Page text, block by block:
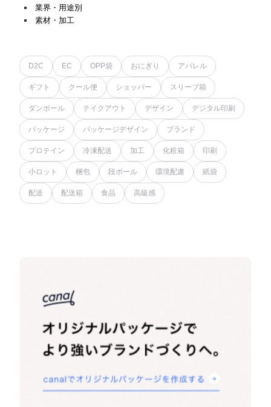
業界・用途別
素材・加工
D2C EC OPP袋 おにぎり アパレル
ギフト クール便 ショッパー スリーブ箱
ダンボール テイクアウト デザイン デジタル印刷
パッケージ パッケージデザイン ブランド
プロテイン 冷凍配送 加工 化粧箱 印刷
小ロット 梱包 段ボール 環境配慮 紙袋
配送 配送箱 食品 高級感